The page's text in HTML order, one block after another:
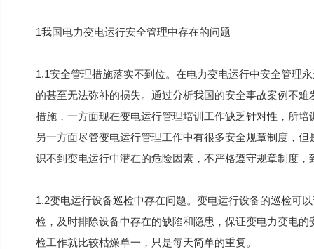
1我国电力变电运行安全管理中存在的问题
1.1安全管理措施落实不到位。在电力变电运行中安全管理
的甚至无法弥补的损失。通过分析我国的安全事故案例不
措施，一方面现在变电运行管理培训工作缺乏针对性，所
另一方面尽管变电运行管理工作中有很多安全规章制度，
识不到变电运行中潜在的危险因素，不严格遵守规章制度
1.2变电运行设备巡检中存在问题。变电运行设备的巡检可
检，及时排除设备中存在的缺陷和隐患，保证变电力变电
检工作就比较枯燥单一，只是每天简单的重复。